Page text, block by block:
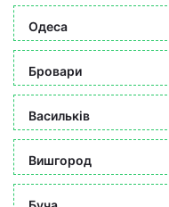
Одеса
Бровари
Васильків
Вишгород